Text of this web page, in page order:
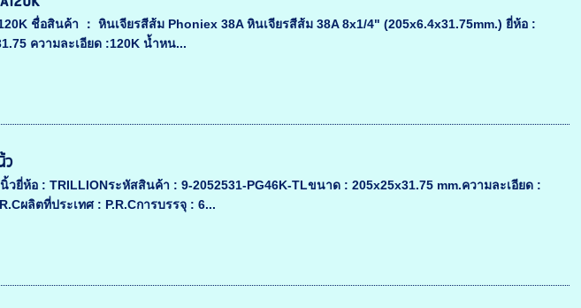
ชื่อสินค้า ： หินเจียรสีส้ม Phoniex 38A หินเจียรสีส้ม 38A 8x1/4" (205x6.4x31.75mm.) ยี่ห้อ :
ความละเอียด :120K น้ำหน...
ว
วยี่ห้อ : TRILLIONระหัสสินค้า : 9-2052531-PG46K-TLขนาด : 205x25x31.75 mm.ความละเอียด :
ผลิตที่ประเทศ : P.R.Cการบรรจุ : 6...